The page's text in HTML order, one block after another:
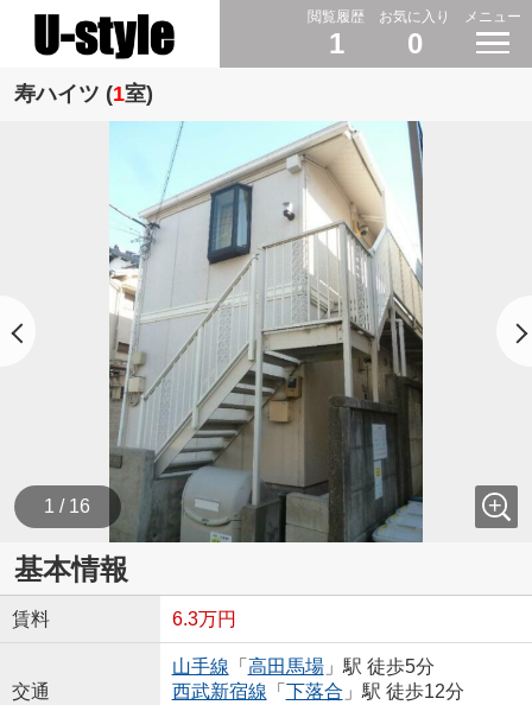
閲覧履歴
1
お気に入り
0
メニュー
寿ハイツ (1室)
1 / 16
基本情報
賃料 6.3万円
交通
山手線 「 高田馬場」駅 徒歩5分
西武新宿線 「 下落合 」駅 徒歩12分